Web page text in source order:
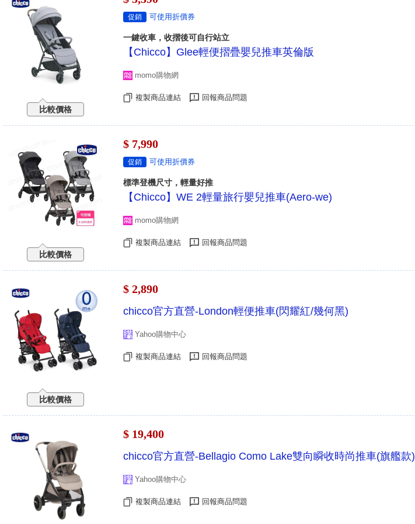
比較價格
促銷 可使用折價券
一鍵收車，收摺後可自行站立
【Chicco】Glee輕便摺疊嬰兒推車英倫版
momo購物網
複製商品連結 回報商品問題
比較價格
$ 7,990
促銷 可使用折價券
標準登機尺寸，輕量好推
【Chicco】WE 2輕量旅行嬰兒推車(Aero-we)
momo購物網
複製商品連結 回報商品問題
比較價格
$ 2,890
chicco官方直營-London輕便推車(閃耀紅/幾何黑)
Yahoo購物中心
複製商品連結 回報商品問題
$ 19,400
chicco官方直營-Bellagio Como Lake雙向瞬收時尚推車(旗艦款)
Yahoo購物中心
複製商品連結 回報商品問題